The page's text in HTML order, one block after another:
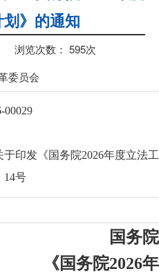
》的通知
浏览次数： 595次
委员会
00029
于印发《国务院2026年度立法
14号
国务
《国务院2026